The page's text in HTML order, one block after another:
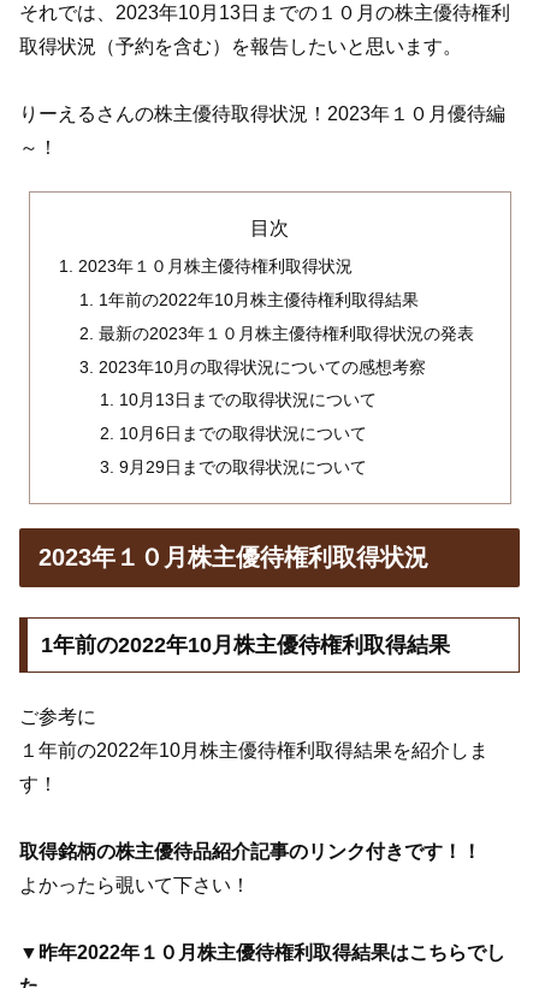
それでは、2023年10月13日までの１０月の株主優待権利
取得状況（予約を含む）を報告したいと思います。
りーえるさんの株主優待取得状況！2023年１０月優待編
～！
目次
2023年１０月株主優待権利取得状況
1年前の2022年10月株主優待権利取得結果
最新の2023年１０月株主優待権利取得状況の発表
2023年10月の取得状況についての感想考察
10月13日までの取得状況について
10月6日までの取得状況について
9月29日までの取得状況について
2023年１０月株主優待権利取得状況
1年前の2022年10月株主優待権利取得結果
ご参考に
１年前の2022年10月株主優待権利取得結果を紹介しま
す！
取得銘柄の株主優待品紹介記事のリンク付きです！！
よかったら覗いて下さい！
▼昨年2022年１０月株主優待権利取得結果はこちらでし